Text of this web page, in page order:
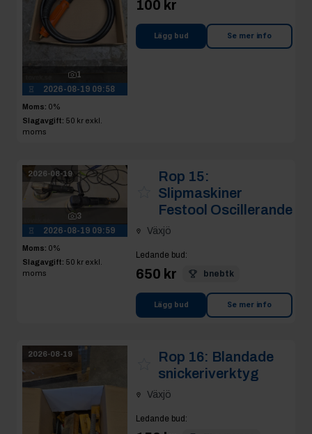
1
2026-08-19 09:58
Moms: 0%
Slagavgift: 50 kr exkl.
moms
100 kr
Lägg bud Se mer info
2026-08-19
3
2026-08-19 09:59
Moms: 0%
Slagavgift: 50 kr exkl.
moms
Rop 15:
Slipmaskiner
Festool Oscillerande
Växjö
Ledande bud :
650 kr bnebtk
Lägg bud Se mer info
2026-08-19 Rop 16: Blandade
snickeriverktyg
Växjö
Ledande bud :